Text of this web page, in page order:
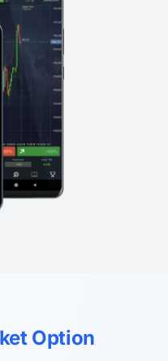
Option